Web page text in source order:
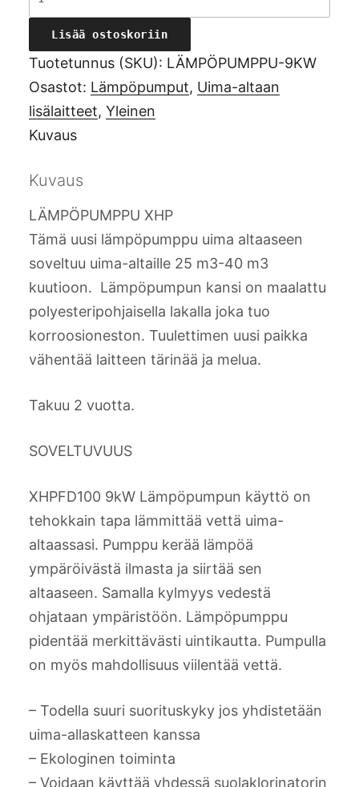
uima-
altaaseen
9
KW
määrä
Lisää ostoskoriin
Tuotetunnus (SKU): LÄMPÖPUMPPU-9KW
Osastot: Lämpöpumput, Uima-altaan
lisälaitteet, Yleinen
Kuvaus
Kuvaus
LÄMPÖPUMPPU XHP
Tämä uusi lämpöpumppu uima altaaseen
soveltuu uima-altaille 25 m3-40 m3
kuutioon. Lämpöpumpun kansi on maalattu
polyesteripohjaisella lakalla joka tuo
korroosioneston. Tuulettimen uusi paikka
vähentää laitteen tärinää ja melua.
Takuu 2 vuotta.
SOVELTUVUUS
XHPFD100 9kW Lämpöpumpun käyttö on
tehokkain tapa lämmittää vettä uima-
altaassasi. Pumppu kerää lämpöä
ympäröivästä ilmasta ja siirtää sen
altaaseen. Samalla kylmyys vedestä
ohjataan ympäristöön. Lämpöpumppu
pidentää merkittävästi uintikautta. Pumpulla
on myös mahdollisuus viilentää vettä.
– Todella suuri suorituskyky jos yhdistetään
uima-allaskatteen kanssa
– Ekologinen toiminta
– Voidaan käyttää yhdessä suolaklorinatorin